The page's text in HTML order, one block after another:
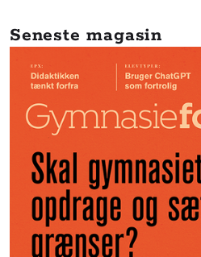
Seneste magasin